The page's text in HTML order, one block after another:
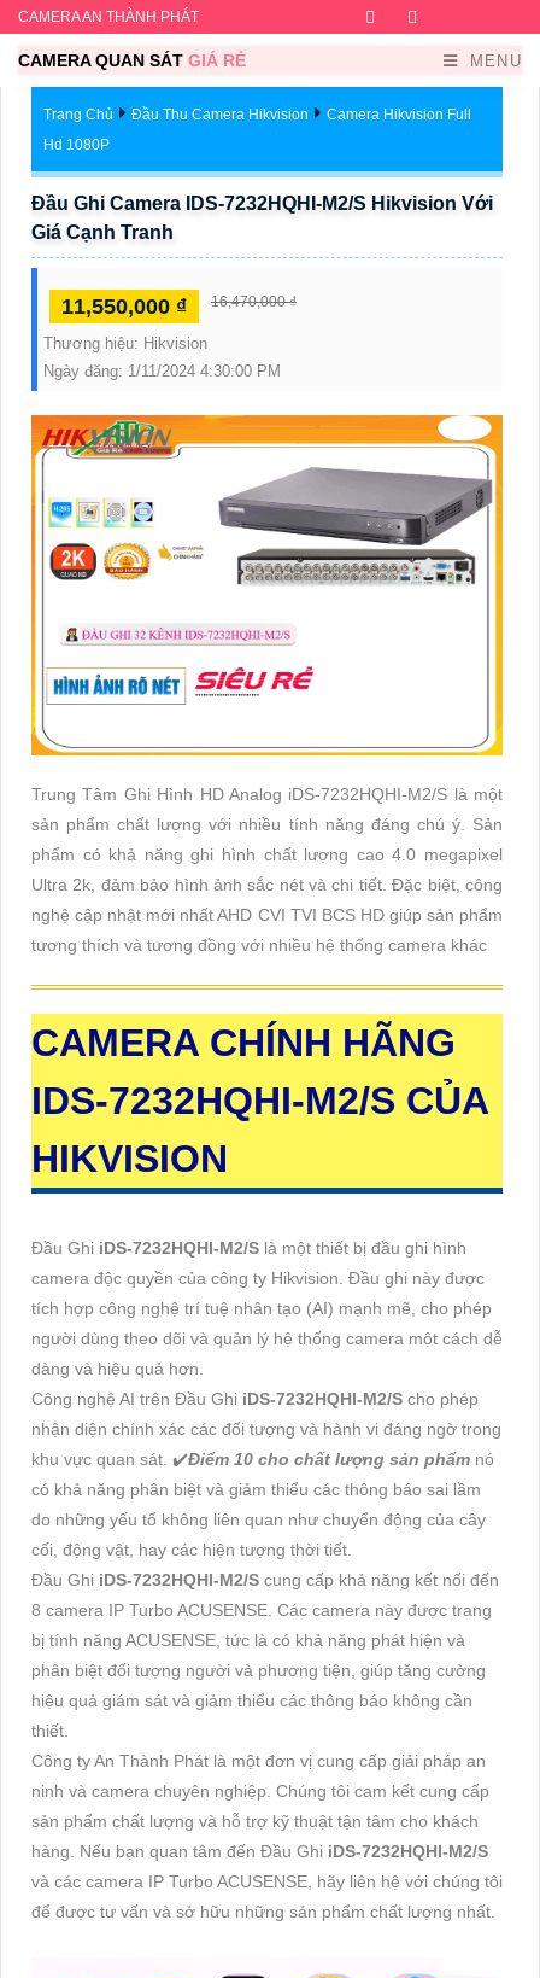
CAMERA AN THÀNH PHÁT Facebook
CAMERA QUAN SÁT GIÁ RẺ MENU
Trang Chủ Đầu Thu Camera Hikvision
Camera Hikvision Full
Hd 1080P
Đầu Ghi Camera IDS-7232HQHI-M2/S Hikvision Với
Giá Cạnh Tranh
11,550,000 ₫ 16,470,000 ₫
Thương hiệu: Hikvision
Ngày đăng: 1/11/2024 4:30:00 PM
Trung Tâm Ghi Hình HD Analog iDS-7232HQHI-M2/S là một
sản phẩm chất lượng với nhiều tính năng đáng chú ý. Sản
phẩm có khả năng ghi hình chất lượng cao 4.0 megapixel
Ultra 2k, đảm bảo hình ảnh sắc nét và chi tiết. Đặc biệt, công
nghệ cập nhật mới nhất AHD CVI TVI BCS HD giúp sản phẩm
tương thích và tương đồng với nhiều hệ thống camera khác
CAMERA CHÍNH HÃNG
IDS-7232HQHI-M2/S CỦA
HIKVISION
Đầu Ghi iDS-7232HQHI-M2/S là một thiết bị đầu ghi hình
camera độc quyền của công ty Hikvision. Đầu ghi này được
tích hợp công nghệ trí tuệ nhân tạo (AI) mạnh mẽ, cho phép
người dùng theo dõi và quản lý hệ thống camera một cách dễ
dàng và hiệu quả hơn.
Công nghệ AI trên Đầu Ghi iDS-7232HQHI-M2/S cho phép
nhận diện chính xác các đối tượng và hành vi đáng ngờ trong
khu vực quan sát. ✔️Điểm 10 cho chất lượng sản phẩm nó
có khả năng phân biệt và giảm thiểu các thông báo sai lầm
do những yếu tố không liên quan như chuyển động của cây
cối, động vật, hay các hiện tượng thời tiết.
Đầu Ghi iDS-7232HQHI-M2/S cung cấp khả năng kết nối đến
8 camera IP Turbo ACUSENSE. Các camera này được trang
bị tính năng ACUSENSE, tức là có khả năng phát hiện và
phân biệt đối tượng người và phương tiện, giúp tăng cường
hiệu quả giám sát và giảm thiểu các thông báo không cần
thiết.
Công ty An Thành Phát là một đơn vị cung cấp giải pháp an
ninh và camera chuyên nghiệp. Chúng tôi cam kết cung cấp
sản phẩm chất lượng và hỗ trợ kỹ thuật tận tâm cho khách
hàng. Nếu bạn quan tâm đến Đầu Ghi iDS-7232HQHI-M2/S
và các camera IP Turbo ACUSENSE, hãy liên hệ với chúng tôi
để được tư vấn và sở hữu những sản phẩm chất lượng nhất.